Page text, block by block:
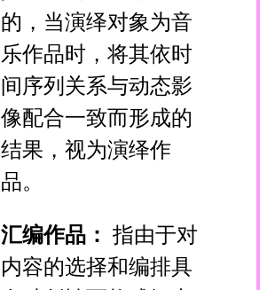
的，当演绎对象为音
乐作品时，将其依时
间序列关系与动态影
像配合一致而形成的
结果，视为演绎作
品。
汇编作品： 指由于对
内容的选择和编排具